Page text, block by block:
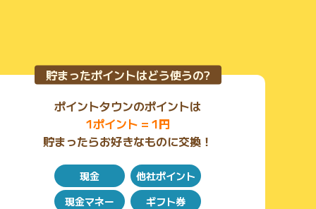
貯まったポイントはどう使うの?
ポイントタウンのポイントは
1ポイント = 1円
貯まったらお好きなものに交換！
現金
他社ポイント
現金マネー
ギフト券